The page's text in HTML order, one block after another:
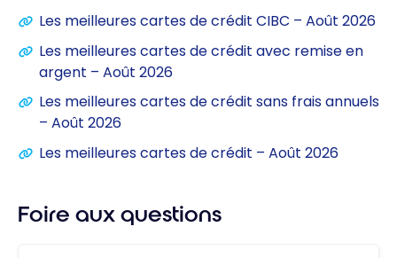
Les meilleures cartes de crédit CIBC – Août 2026
Les meilleures cartes de crédit avec remise en
argent – Août 2026
Les meilleures cartes de crédit sans frais annuels
– Août 2026
Les meilleures cartes de crédit – Août 2026
Foire aux questions